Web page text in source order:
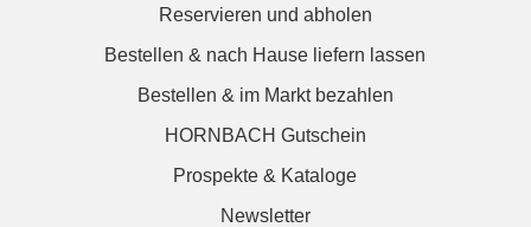
Reservieren und abholen
Bestellen & nach Hause liefern lassen
Bestellen & im Markt bezahlen
HORNBACH Gutschein
Prospekte & Kataloge
Newsletter